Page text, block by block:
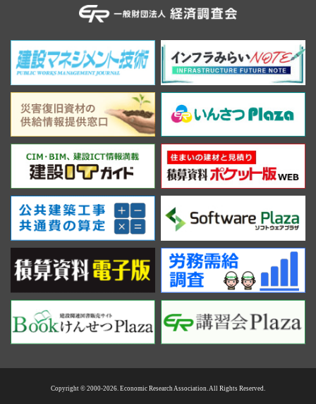
Copyright © 2000-2026. Economic Research Association. All Rights Reserved.